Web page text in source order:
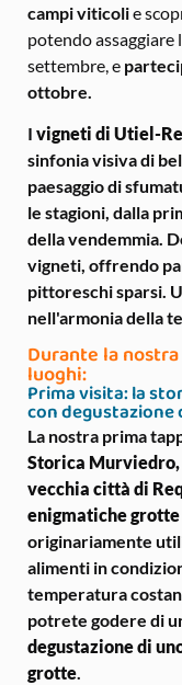
campi viticolie
potendo assaggiare
settembre, e
ottobre.
I vigneti di Utiel-
sinfonia visiva di
paesaggio di
le stagioni, dalla
della vendemmia.
vigneti, offrendo
pittoreschi sparsi.
nell'armonia della
Durante la
luoghi:
Prima visita: la
con degustazione
La nostra prima
Storica Murviedro,
vecchia città di
enigmatiche
originariamente
alimenti in
temperatura
potrete godere di
degustazione di
grotte.